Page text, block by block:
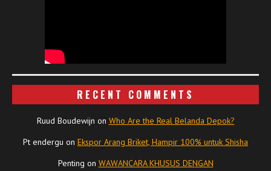
RECENT COMMENTS
Ruud Boudewijn on Who Are the Real Belanda Depok?
Pt endergu on Ekspor Arang Briket, Hampir 100% untuk Shisha
Penting on WAWANCARA KHUSUS DENGAN